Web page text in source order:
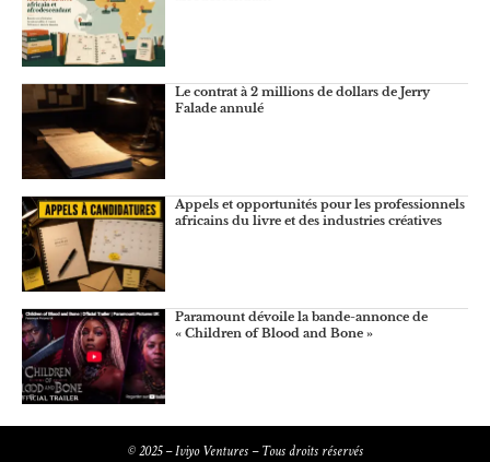
Le contrat à 2 millions de dollars de Jerry
Falade annulé
Appels et opportunités pour les professionnels
africains du livre et des industries créatives
Paramount dévoile la bande-annonce de
« Children of Blood and Bone »
© 2025 – Iviyo Ventures – Tous droits réservés